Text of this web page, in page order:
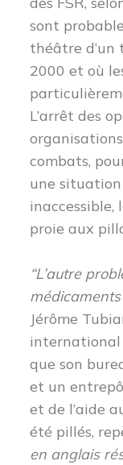
sont
théâtre d’un
2000 et où
L’arrêt des
combats,
une
inaccessible,
proie aux
“L’autre
médicaments
Jérôme
international
que son
et un
et de l’aide
été pillés,
en anglais